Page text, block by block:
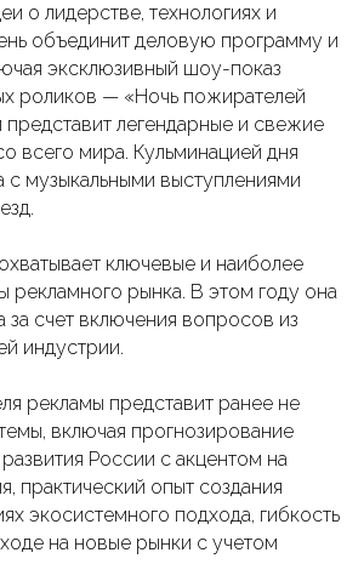
о лидерстве, технологиях и
объединит деловую программу и
эксклюзивный шоу-показ
роликов — «Ночь пожирателей
легендарные и свежие
всего мира. Кульминацией дня
с музыкальными выступлениями
ключевые и наиболее
рекламного рынка. В этом году она
счет включения вопросов из
индустрии.
рекламы представит ранее не
включая прогнозирование
России с акцентом на
практический опыт создания
экосистемного подхода, гибкость
на новые рынки с учетом